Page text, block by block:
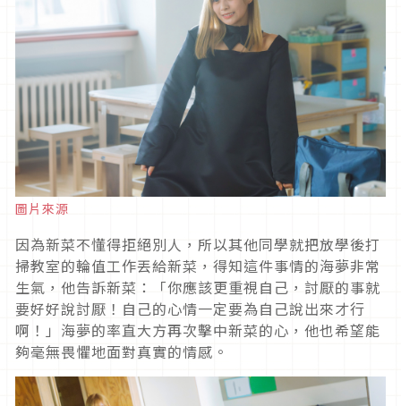
圖片來源
因為新菜不懂得拒絕別人，所以其他同學就把放學後打
掃教室的輪值工作丟給新菜，得知這件事情的海夢非常
生氣，他告訴新菜：「你應該更重視自己，討厭的事就
要好好說討厭！自己的心情一定要為自己說出來才行
啊！」海夢的率直大方再次擊中新菜的心，他也希望能
夠毫無畏懼地面對真實的情感。